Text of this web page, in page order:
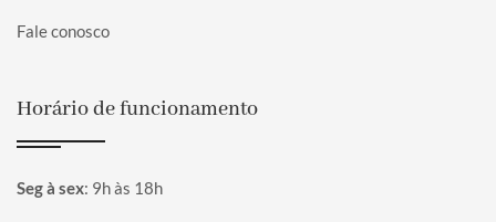
Fale conosco
Horário de funcionamento
Seg à sex: 9h às 18h